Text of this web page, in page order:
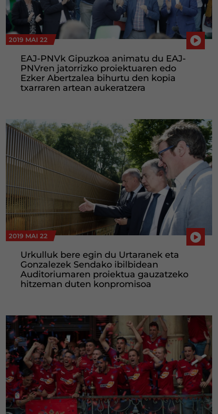
2019 MAI 22
EAJ-PNVk Gipuzkoa animatu du EAJ-
PNVren jatorrizko proiektuaren edo
Ezker Abertzalea bihurtu den kopia
txarraren artean aukeratzera
2019 MAI 22
Urkulluk bere egin du Urtaranek eta
Gonzalezek Sendako ibilbidean
Auditoriumaren proiektua gauzatzeko
hitzeman duten konpromisoa